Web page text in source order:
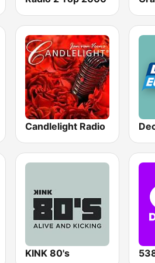
Candlelight Radio
KINK 80's